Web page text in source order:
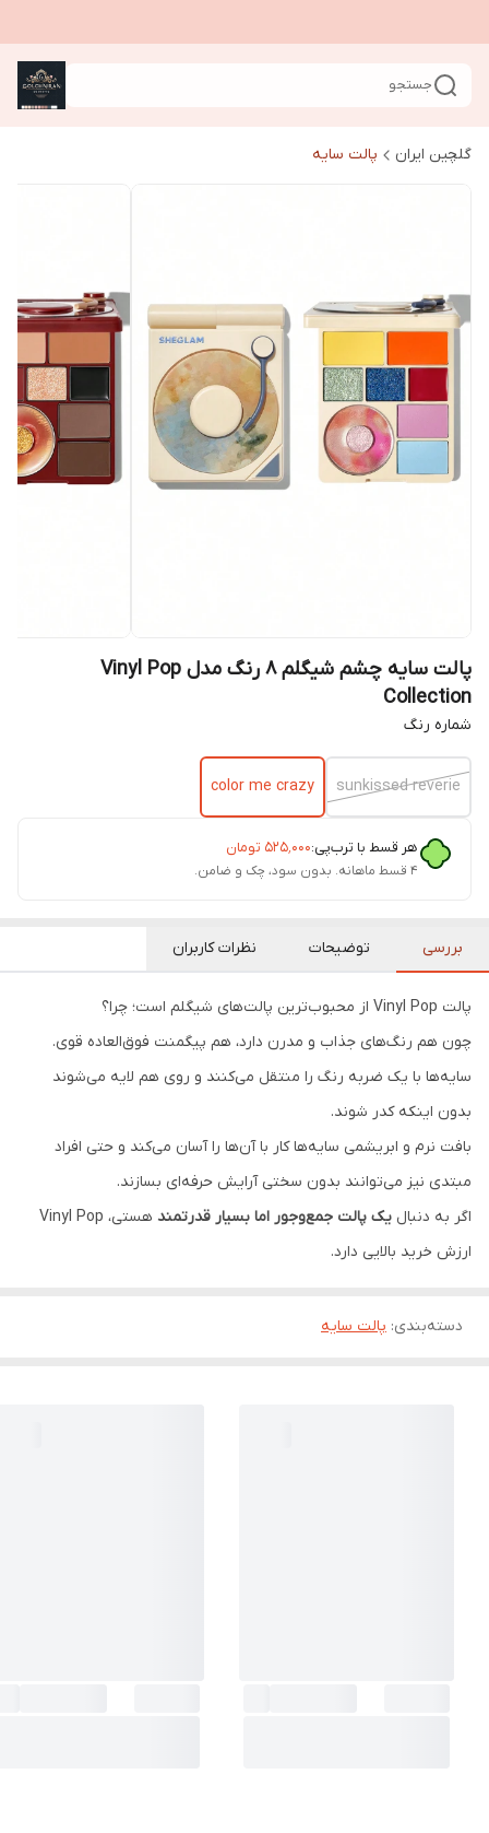
جستجو
گلچین ایران پالت سایه
پالت سایه چشم شیگلم 8 رنگ مدل Vinyl Pop
Collection
شماره رنگ
sunkissed reverie
color me crazy
هر قسط با ترب‌پی:۵۲۵٬۰۰۰ تومان
۴ قسط ماهانه. بدون سود، چک و ضامن.
بررسی توضیحات نظرات کاربران
پالت Vinyl Pop از محبوب‌ترین پالت‌های شیگلم است؛ چرا؟
چون هم رنگ‌های جذاب و مدرن دارد، هم پیگمنت فوق‌العاده قوی.
سایه‌ها با یک ضربه رنگ را منتقل می‌کنند و روی هم لایه می‌شوند
بدون اینکه کدر شوند.
بافت نرم و ابریشمی سایه‌ها کار با آن‌ها را آسان می‌کند و حتی افراد
مبتدی نیز می‌توانند بدون سختی آرایش حرفه‌ای بسازند.
اگر به دنبال یک پالت جمع‌وجور اما بسیار قدرتمند
هستی، Vinyl Pop
ارزش خرید بالایی دارد.
دسته‌بندی: پالت سایه